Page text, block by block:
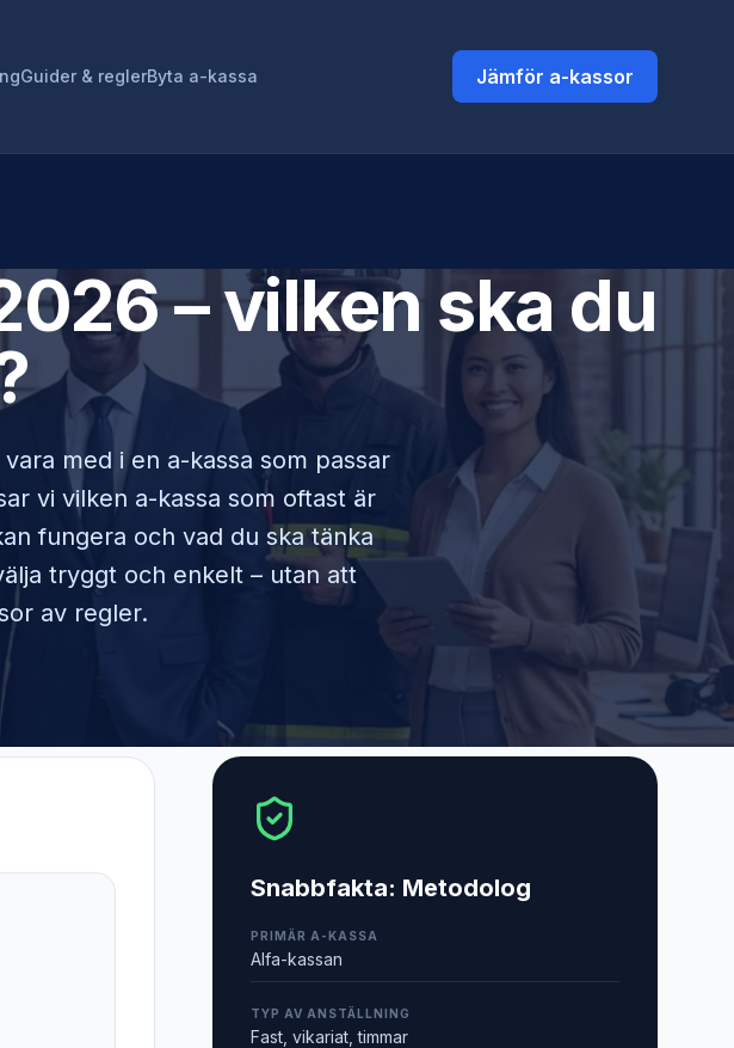
Guider & reglerByta a-kassa Jämför a-kassor
– vilken ska du
med i en a-kassa som passar
vi vilken a-kassa som oftast är
fungera och vad du ska tänka
tryggt och enkelt – utan att
av regler.
Snabbfakta: Metodolog
PRIMÄR A-KASSA
Alfa-kassan
TYP AV ANSTÄLLNING
Fast, vikariat, timmar